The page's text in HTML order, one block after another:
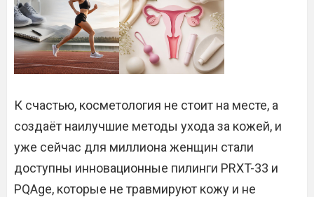
К счастью, косметология не стоит на месте, а
создаёт наилучшие методы ухода за кожей, и
уже сейчас для миллиона женщин стали
доступны инновационные пилинги PRXT-33 и
PQAge, которые не травмируют кожу и не